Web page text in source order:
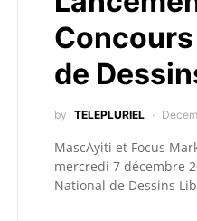
de
by TELEPLURIEL
MascAyiti et Focus
mercredi 7 décembre
National de Dessins